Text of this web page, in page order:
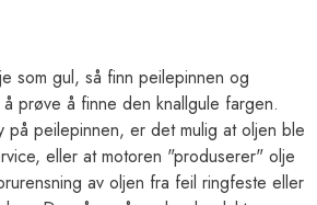
som gul, så finn peilepinnen og
prøve å finne den knallgule fargen.
på peilepinnen, er det mulig at oljen ble
eller at motoren "produserer" olje
av oljen fra feil ringfeste eller